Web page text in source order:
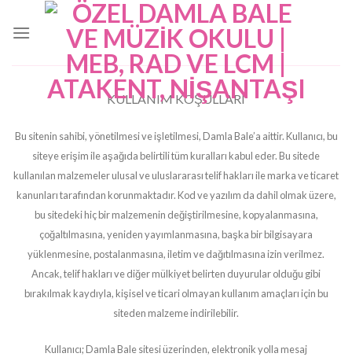
KULLANIM KOŞULLARI
Bu sitenin sahibi, yönetilmesi ve işletilmesi, Damla Bale’a aittir. Kullanıcı, bu
siteye erişim ile aşağıda belirtili tüm kuralları kabul eder. Bu sitede
kullanılan malzemeler ulusal ve uluslararası telif hakları ile marka ve ticaret
kanunları tarafından korunmaktadır. Kod ve yazılım da dahil olmak üzere,
bu sitedeki hiç bir malzemenin değiştirilmesine, kopyalanmasına,
çoğaltılmasına, yeniden yayımlanmasına, başka bir bilgisayara
yüklenmesine, postalanmasına, iletim ve dağıtılmasına izin verilmez.
Ancak, telif hakları ve diğer mülkiyet belirten duyurular olduğu gibi
bırakılmak kaydıyla, kişisel ve ticari olmayan kullanım amaçları için bu
siteden malzeme indirilebilir.
Kullanıcı; Damla Bale sitesi üzerinden, elektronik yolla mesaj